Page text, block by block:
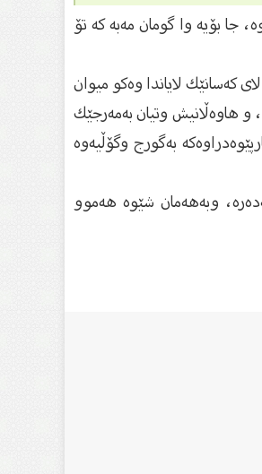
جا بۆیە وا گومان مەبە كە تۆ
كەسانێك لایاندا وەكو میوان
و هاوەڵانیش وتیان بەمەرجێك
بەگورج وگۆڵیەوە
وبەهەمان شێوە هەموو